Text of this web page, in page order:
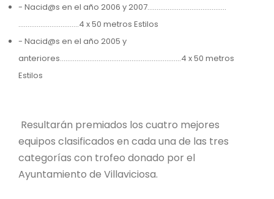
- Nacid@s en el año 2006 y 2007…………………………………….
…………………………...4 x 50 metros Estilos
- Nacid@s en el año 2005 y
anteriores…………………………………………….……..…...4 x 50 metros
Estilos
Resultarán premiados los cuatro mejores
equipos clasificados en cada una de las tres
categorías con trofeo donado por el
Ayuntamiento de Villaviciosa.